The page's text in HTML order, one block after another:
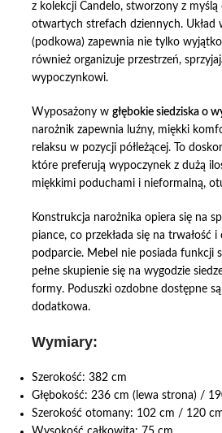
z kolekcji Candelo, stworzony z
otwartych strefach dziennych. Układ
(podkowa) zapewnia nie tylko
również organizuje przestrzeń,
wypoczynkowi.
Wyposażony w głębokie siedziska o
narożnik zapewnia luźny, miękki
relaksu w pozycji półleżącej. To
które preferują wypoczynek z dużą
miękkimi poduchami i nieformalną,
Konstrukcja narożnika opiera się na
piance, co przekłada się na trwałość
podparcie. Mebel nie posiada funkcji
pełne skupienie się na wygodzie
formy. Poduszki ozdobne dostępne
dodatkowa.
Wymiary:
Szerokość: 382 cm
Głębokość: 236 cm (lewa strona) /
Szerokość otomany: 102 cm / 120